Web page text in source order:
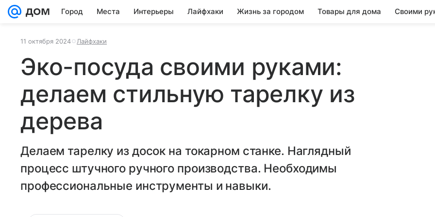
Город Места Интерьеры Лайфхаки Жизнь за городом Товары для дома Своими
11 октября 2024 Лайфхаки
Эко-посуда своими руками:
делаем стильную тарелку из
дерева
Делаем тарелку из досок на токарном станке. Наглядный
процесс штучного ручного производства. Необходимы
профессиональные инструменты и навыки.